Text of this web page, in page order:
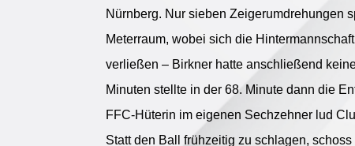
Nürnberg. Nur sieben Zeigerumdrehungen
Meterraum, wobei sich die
verließen – Birkner hatte anschließend
Minuten stellte in der 68. Minute dann die
FFC-Hüterin im eigenen Sechzehner lud
Statt den Ball frühzeitig zu schlagen,